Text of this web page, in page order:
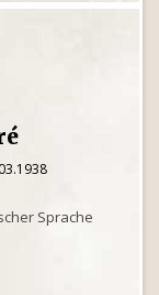
Sprache